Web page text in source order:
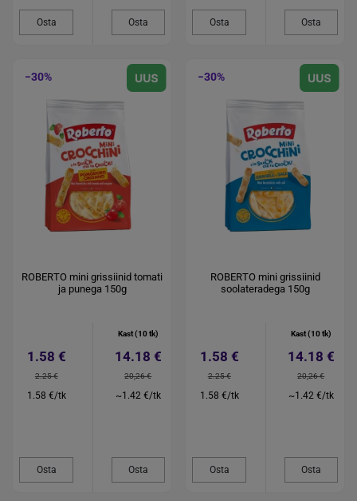
Osta Osta Osta Osta
−30%
ROBERTO mini grissiinid tomati
ja punega 150g
1.58 €
2.25 €
1.58 €/tk
Osta
Kast (10 tk)
14.18 €
20,26 €
~1.42 €/tk
Osta
−30%
ROBERTO mini grissiinid
soolateradega 150g
1.58 €
2.25 €
1.58 €/tk
Osta
Kast (10 tk)
14.18 €
20,26 €
~1.42 €/tk
Osta